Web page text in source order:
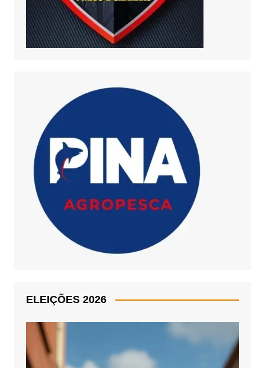
ELEIÇÕES 2026